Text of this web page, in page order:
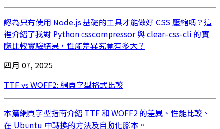
認為只有使用 Node.js 基礎的工具才能做好 CSS 壓縮嗎？這
裡介紹了我對 Python csscompressor 與 clean-css-cli 的實
際比較實驗結果，性能差異究竟有多大？
四月 07, 2025
TTF vs WOFF2: 網頁字型格式比較
本篇網頁字型指南介紹 TTF 和 WOFF2 的差異、性能比較、
在 Ubuntu 中轉換的方法及自動化腳本。